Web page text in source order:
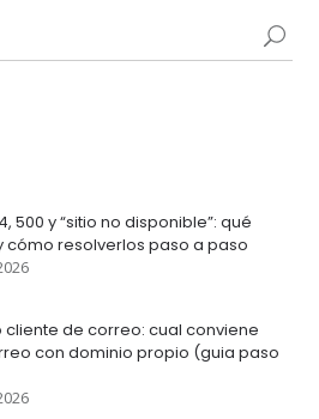
500 y “sitio no disponible”: qué
cómo resolverlos paso a paso
cliente de correo: cual conviene
con dominio propio (guia paso